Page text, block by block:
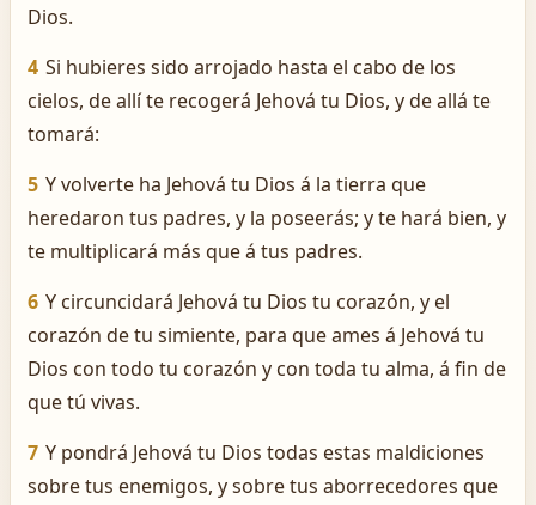
Dios.
4 Si hubieres sido arrojado hasta el cabo de los
cielos, de allí te recogerá Jehová tu Dios, y de allá te
tomará:
5 Y volverte ha Jehová tu Dios á la tierra que
heredaron tus padres, y la poseerás; y te hará bien, y
te multiplicará más que á tus padres.
6 Y circuncidará Jehová tu Dios tu corazón, y el
corazón de tu simiente, para que ames á Jehová tu
Dios con todo tu corazón y con toda tu alma, á fin de
que tú vivas.
7 Y pondrá Jehová tu Dios todas estas maldiciones
sobre tus enemigos, y sobre tus aborrecedores que